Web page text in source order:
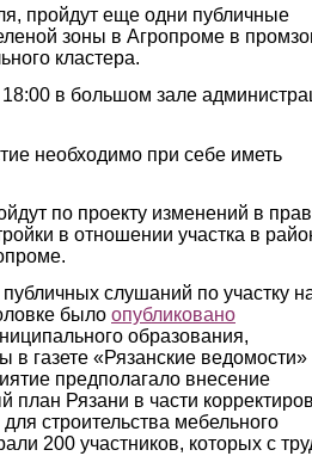
пройдут еще одни публичные
зоны в Агропроме в
кластера.
в большом зале
необходимо при себе иметь
по проекту изменений в
в отношении участка в
слушаний по участку
было опубликовано
образования,
в газете «Рязанские ведомости»
предполагало внесение
план Рязани в части
строительства мебельного
200 участников, которых с